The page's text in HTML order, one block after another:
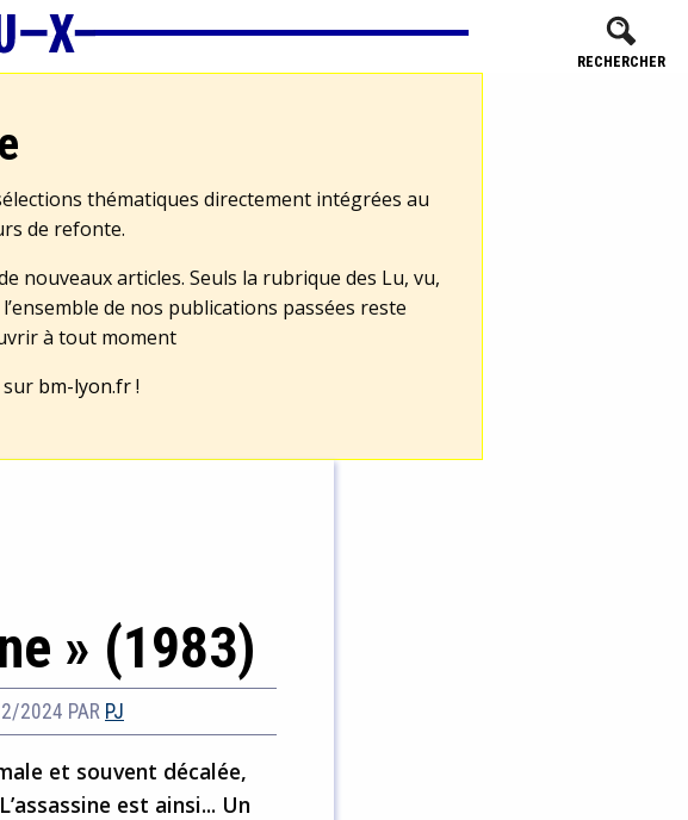
RECHERCHER
thématiques directement intégrées au
de refonte.
nouveaux articles. Seuls la rubrique des Lu, vu,
de nos publications passées reste
à tout moment
bm-lyon.fr!
» (1983)
2024 PAR PJ
et souvent décalée,
est ainsi... Un